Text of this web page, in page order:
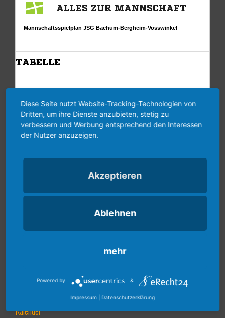
Kalender
Diese Seite nutzt Website-Tracking-Technologien von
Dritten, um ihre Dienste anzubieten, stetig zu
verbessern und Werbung entsprechend den Interessen
der Nutzer anzuzeigen.
Akzeptieren
Ablehnen
mehr
Powered by &
Impressum Datenschutzerklärung